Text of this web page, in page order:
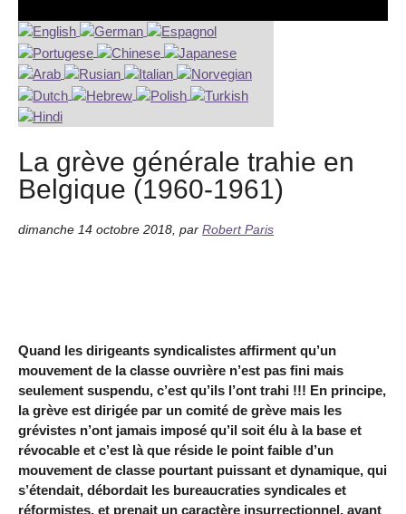
La grève générale trahie en
Belgique (1960-1961)
dimanche 14 octobre 2018 par Robert Paris
Quand les dirigeants syndicalistes affirment qu’un
mouvement de la classe ouvrière n’est pas fini mais
seulement suspendu, c’est qu’ils l’ont trahi !!! En principe,
la grève est dirigée par un comité de grève mais les
grévistes n’ont jamais imposé qu’il soit élu à la base et
révocable et c’est là que réside le point faible d’un
mouvement de classe pourtant puissant et dynamique, qui
s’étendait, débordait les bureaucraties syndicales et
réformistes, et prenait un caractère insurrectionnel, avant